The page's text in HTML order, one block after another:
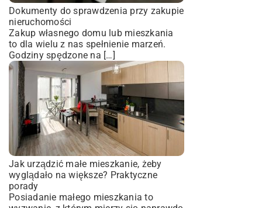
Dokumenty do sprawdzenia przy zakupie
nieruchomości
Zakup własnego domu lub mieszkania
to dla wielu z nas spełnienie marzeń.
Godziny spędzone na […]
Jak urządzić małe mieszkanie, żeby
wyglądało na większe? Praktyczne
porady
Posiadanie małego mieszkania to